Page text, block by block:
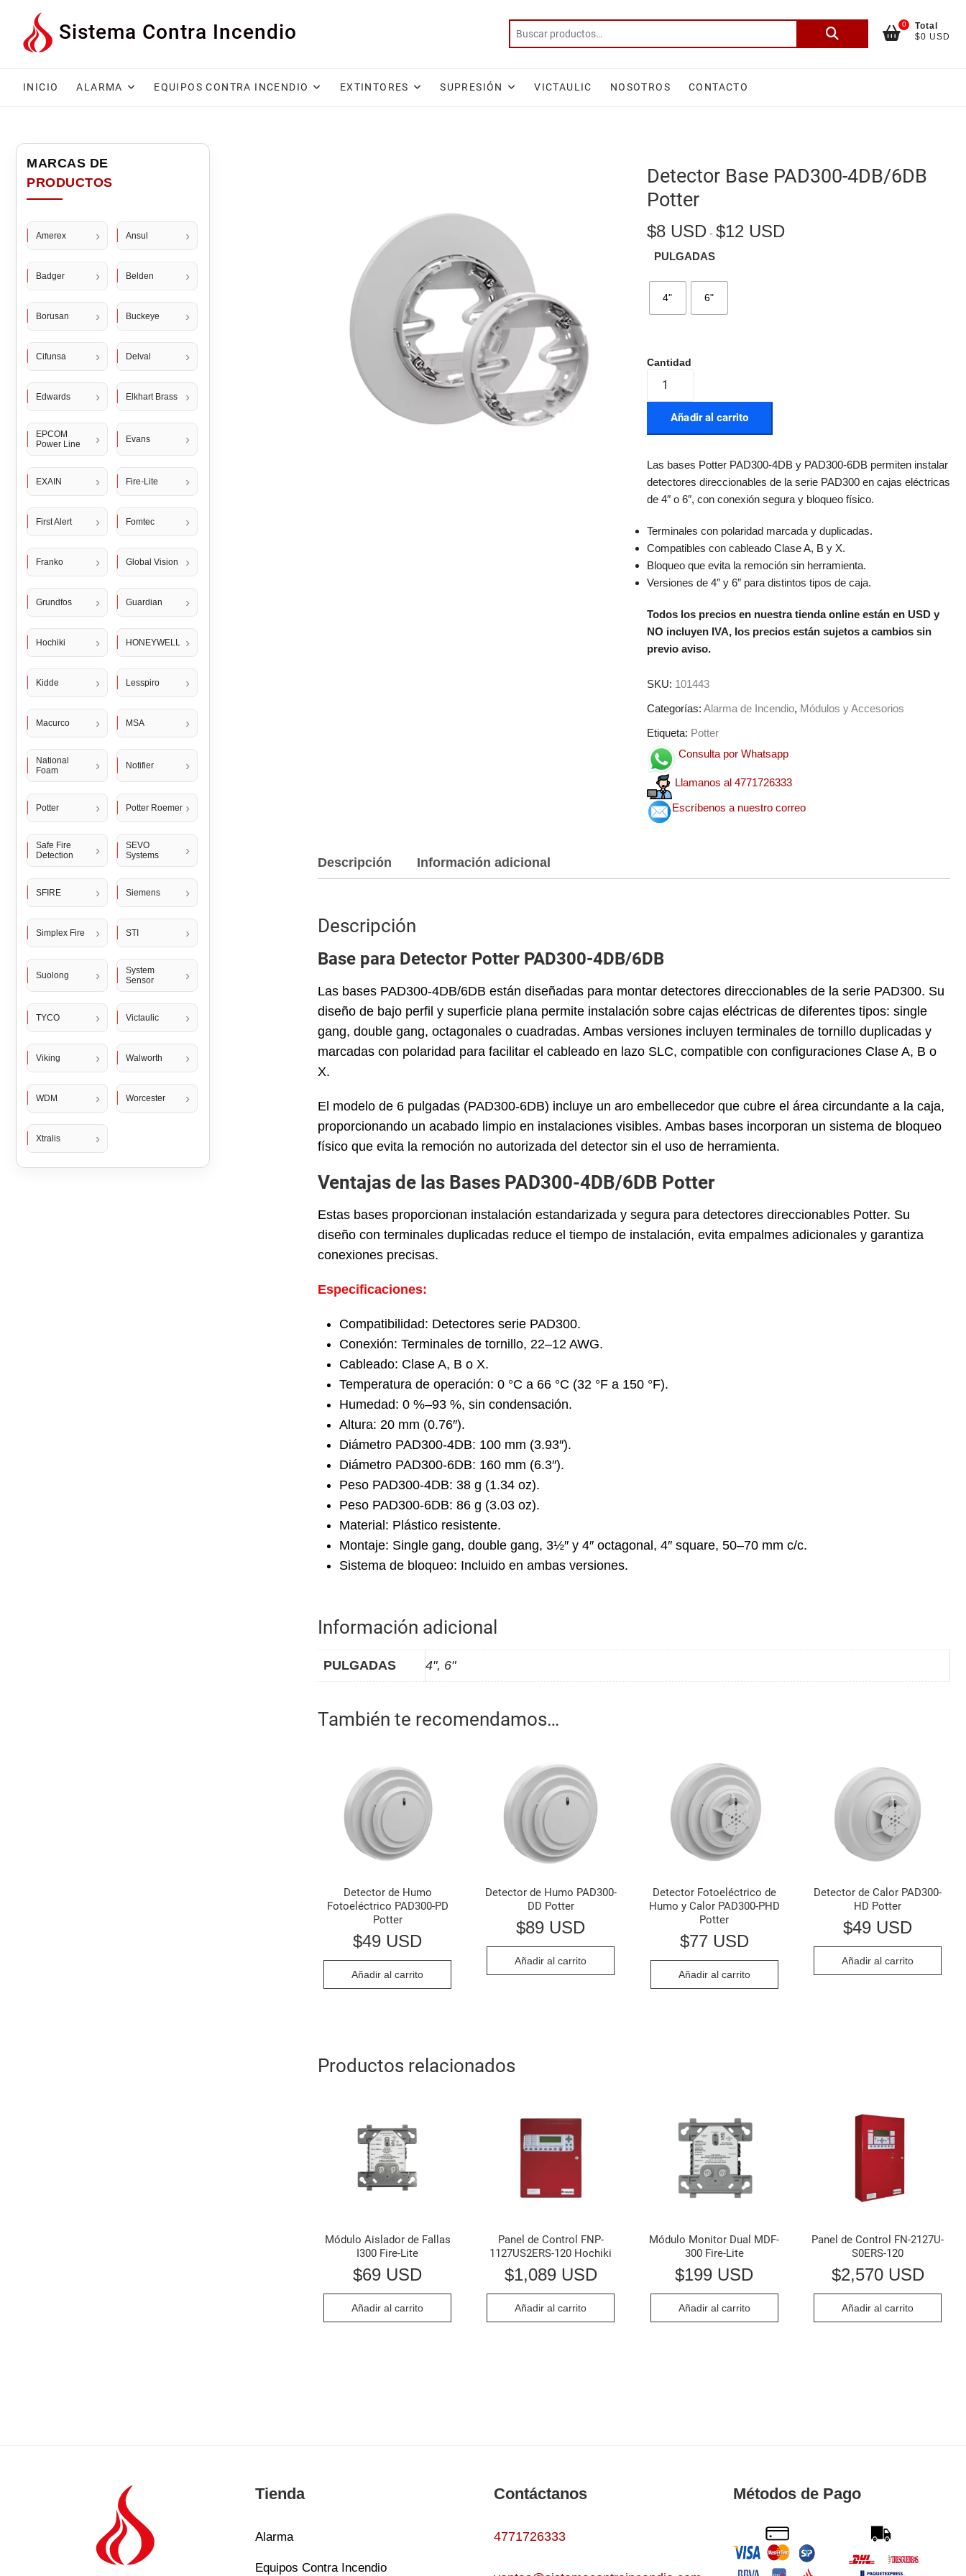
contenido
Sistema Contra Incendio
Buscar
por:
0
Total
$0 USD
INICIO ALARMA EQUIPOS CONTRA INCENDIO EXTINTORES SUPRESIÓN VICTAULIC NOSOTROS CONTACTO
Detector Base PAD300-4DB/6DB
Potter
$8 USD - $12 USDRango
de
PULGADAS
4" 6"
Añadir al carrito
Las bases Potter PAD300-4DB y PAD300-6DB permiten instalar
detectores direccionables de la serie PAD300 en cajas eléctricas
de 4″ o 6″, con conexión segura y bloqueo físico.
Terminales con polaridad marcada y duplicadas.
Compatibles con cableado Clase A, B y X.
Bloqueo que evita la remoción sin herramienta.
Versiones de 4″ y 6″ para distintos tipos de caja.
Todos los precios en nuestra tienda online están en USD y
NO incluyen IVA, los precios están sujetos a cambios sin
previo aviso.
SKU: 101443
Categorías: Alarma de Incendio, Módulos y Accesorios
Etiqueta: Potter
Consulta por Whatsapp
Llamanos al 4771726333
Escríbenos a nuestro correo
Descripción Información adicional
Descripción
Base para Detector Potter PAD300-4DB/6DB
Las bases PAD300-4DB/6DB están diseñadas para montar detectores direccionables de la serie PAD300. Su
diseño de bajo perfil y superficie plana permite instalación sobre cajas eléctricas de diferentes tipos: single
gang, double gang, octagonales o cuadradas. Ambas versiones incluyen terminales de tornillo duplicadas y
marcadas con polaridad para facilitar el cableado en lazo SLC, compatible con configuraciones Clase A, B o
X.
El modelo de 6 pulgadas (PAD300-6DB) incluye un aro embellecedor que cubre el área circundante a la caja,
proporcionando un acabado limpio en instalaciones visibles. Ambas bases incorporan un sistema de bloqueo
físico que evita la remoción no autorizada del detector sin el uso de herramienta.
Ventajas de las Bases PAD300-4DB/6DB Potter
Estas bases proporcionan instalación estandarizada y segura para detectores direccionables Potter. Su
diseño con terminales duplicadas reduce el tiempo de instalación, evita empalmes adicionales y garantiza
conexiones precisas.
Especificaciones:
Compatibilidad: Detectores serie PAD300.
Conexión: Terminales de tornillo, 22–12 AWG.
Cableado: Clase A, B o X.
Temperatura de operación: 0 °C a 66 °C (32 °F a 150 °F).
Humedad: 0 %–93 %, sin condensación.
Altura: 20 mm (0.76″).
Diámetro PAD300-4DB: 100 mm (3.93″).
Diámetro PAD300-6DB: 160 mm (6.3″).
Peso PAD300-4DB: 38 g (1.34 oz).
Peso PAD300-6DB: 86 g (3.03 oz).
Material: Plástico resistente.
Montaje: Single gang, double gang, 3½″ y 4″ octagonal, 4″ square, 50–70 mm c/c.
Sistema de bloqueo: Incluido en ambas versiones.
Información adicional
PULGADAS 4", 6"
También te recomendamos…
Detector de Humo
Fotoeléctrico PAD300-PD
Potter
$49 USD
Añadir al carrito
Detector de Humo PAD300-
DD Potter
$89 USD
Añadir al carrito
Detector Fotoeléctrico de
Humo y Calor PAD300-PHD
Potter
$77 USD
Añadir al carrito
Detector de Calor PAD300-
HD Potter
$49 USD
Añadir al carrito
Productos relacionados
Módulo Aislador de Fallas
I300 Fire-Lite
$69 USD
Añadir al carrito
Panel de Control FNP-
1127US2ERS-120 Hochiki
$1,089 USD
Añadir al carrito
Módulo Monitor Dual MDF-
300 Fire-Lite
$199 USD
Añadir al carrito
Panel de Control FN-2127U-
S0ERS-120
$2,570 USD
Añadir al carrito
Amerex Ansul
Badger Belden
Borusan Buckeye
Cifunsa Delval
Edwards Elkhart Brass
EPCOM
Power Line
Evans
EXAIN Fire-Lite
First Alert Fomtec
Franko Global Vision
Grundfos Guardian
Hochiki HONEYWELL
Kidde Lesspiro
Macurco MSA
National
Foam
Notifier
Potter Potter Roemer
Safe Fire
Detection
SEVO
Systems
SFIRE Siemens
Simplex Fire STI
Suolong
System
Sensor
TYCO Victaulic
Viking Walworth
WDM Worcester
Xtralis
Tienda
Alarma
Equipos Contra Incendio
Contáctanos
4771726333
Métodos de Pago